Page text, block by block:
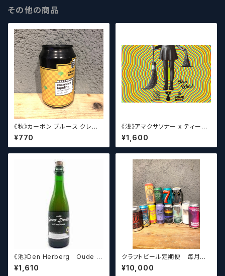
その他の商品
《秋》カーボン ブルース クレイ
ジーリッチルプリンズ Carbo
n Brews Crazy rich Lupulin
s【クラフトビール】
¥770
《浅》アマクサソナー x ティーン
エイジ x ウィッチクラフト / Am
akusa sonar x Teenage Br
ewing ×WITCH CRAFT Tee
¥1,600
《池》Den Herberg Oude G
euze Deville a L'acienne
デンヘルベルグ
¥1,610
クラフトビール定期便 毎月厳
選したクラフトビールをお届けし
ます。（10本～12本）
¥10,000